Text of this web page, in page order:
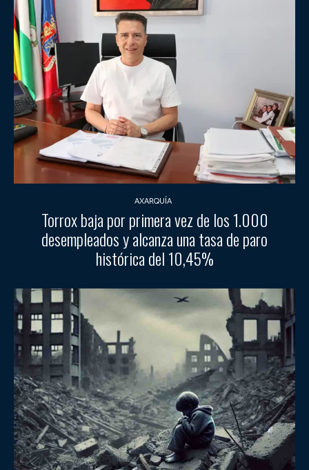
AXARQUÍA
Torrox baja por primera vez de los 1.000
desempleados y alcanza una tasa de paro
histórica del 10,45%